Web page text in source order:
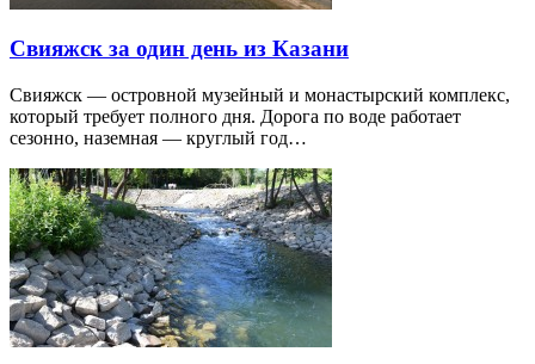
Свияжск за один день из Казани
Свияжск — островной музейный и монастырский комплекс,
который требует полного дня. Дорога по воде работает
сезонно, наземная — круглый год…